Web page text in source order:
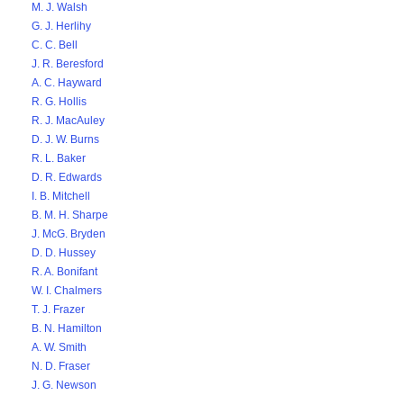
M. J. Walsh
G. J. Herlihy
C. C. Bell
J. R. Beresford
A. C. Hayward
R. G. Hollis
R. J. MacAuley
D. J. W. Burns
R. L. Baker
D. R. Edwards
I. B. Mitchell
B. M. H. Sharpe
J. McG. Bryden
D. D. Hussey
R. A. Bonifant
W. I. Chalmers
T. J. Frazer
B. N. Hamilton
A. W. Smith
N. D. Fraser
J. G. Newson